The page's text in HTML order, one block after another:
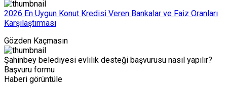
2026 En Uygun Konut Kredisi Veren Bankalar ve Faiz Oranları
Karşılaştırması
Gözden Kaçmasın
Şahinbey belediyesi evlilik desteği başvurusu nasıl yapılır?
Başvuru formu
Haberi görüntüle